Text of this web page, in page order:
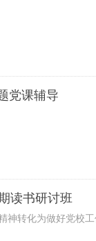
党课辅导
读书研讨班
转化为做好党校工